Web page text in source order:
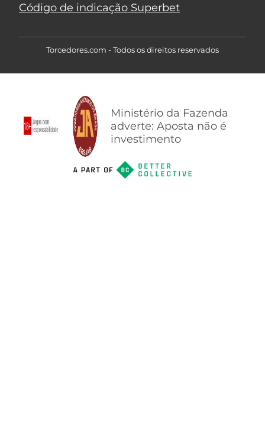
Código de indicação Superbet
Torcedores.com - Todos os direitos reservados
Ministério da Fazenda
adverte: Aposta não é
investimento